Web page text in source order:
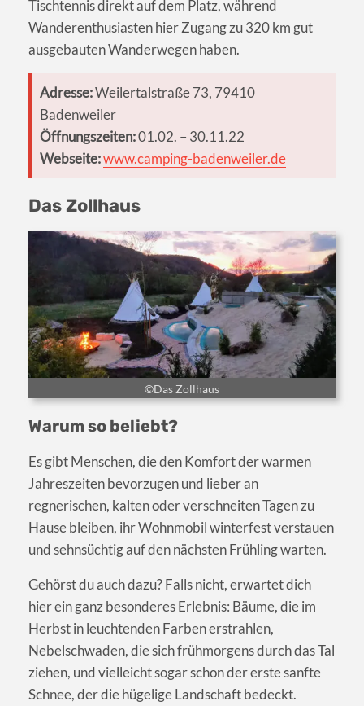
Tischtennis direkt auf dem Platz, während
Wanderenthusiasten hier Zugang zu 320 km gut
ausgebauten Wanderwegen haben.
Adresse:Weilertalstraße 73, 79410
Badenweiler
Öffnungszeiten:01.02. – 30.11.22
Webseite:www.camping-badenweiler.de
Das Zollhaus
©Das Zollhaus
Warum so beliebt?
Es gibt Menschen, die den Komfort der warmen
Jahreszeiten bevorzugen und lieber an
regnerischen, kalten oder verschneiten Tagen zu
Hause bleiben, ihr Wohnmobil winterfest verstauen
und sehnsüchtig auf den nächsten Frühling warten.
Gehörst du auch dazu? Falls nicht, erwartet dich
hier ein ganz besonderes Erlebnis: Bäume, die im
Herbst in leuchtenden Farben erstrahlen,
Nebelschwaden, die sich frühmorgens durch das Tal
ziehen, und vielleicht sogar schon der erste sanfte
Schnee, der die hügelige Landschaft bedeckt.